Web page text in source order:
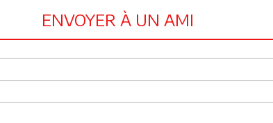
ENVOYER À UN AMI